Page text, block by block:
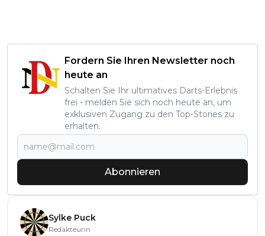
Fordern Sie Ihren Newsletter noch
heute an
Schalten Sie Ihr ultimatives Darts-Erlebnis
frei - melden Sie sich noch heute an, um
exklusiven Zugang zu den Top-Stories zu
erhalten.
Abonnieren
Sylke Puck
Redakteurin